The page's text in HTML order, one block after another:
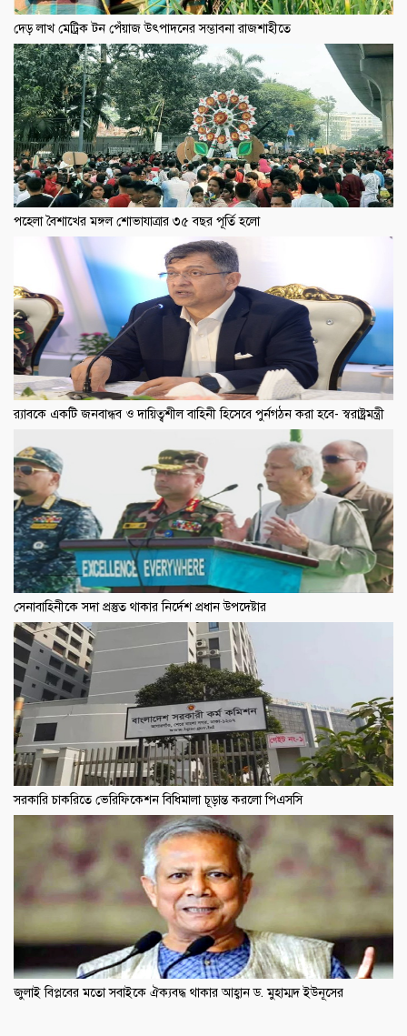
দেড় লাখ মেট্রিক টন পেঁয়াজ উৎপাদনের সম্ভাবনা রাজশাহীতে
পহেলা বৈশাখের মঙ্গল শোভাযাত্রার ৩৫ বছর পূর্তি হলো
র‍্যাবকে একটি জনবান্ধব ও দায়িত্বশীল বাহিনী হিসেবে পুর্নগঠন করা হবে- স্বরাষ্ট্রমন্ত্রী
সেনাবাহিনীকে সদা প্রস্তুত থাকার নির্দেশ প্রধান উপদেষ্টার
সরকারি চাকরিতে ভেরিফিকেশন বিধিমালা চূড়ান্ত করলো পিএসসি
জুলাই বিপ্লবের মতো সবাইকে ঐক্যবদ্ধ থাকার আহ্বান ড. মুহাম্মদ ইউনূসের